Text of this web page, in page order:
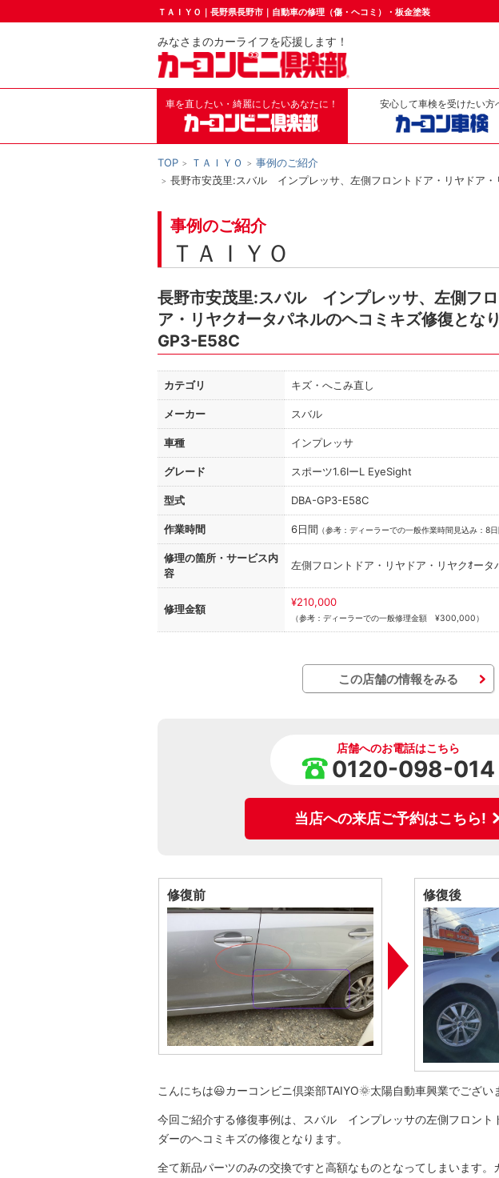
ＴＡＩＹＯ｜長野県長野市｜自動車の修理（傷・ヘコミ）・板金塗装
みなさまのカーライフを応援します！
車を直したい・綺麗にしたいあなたに！ 安心して車検を受けたい方
TOP ＴＡＩＹＯ
事例のご紹介
長野市安茂里:スバル インプレッサ、左側フロントドア・リヤドア
事例のご紹介
ＴＡＩＹＯ
長野市安茂里:スバル インプレッサ、左側フ
ア・リヤクｵータパネルのヘコミキズ修復とな
GP3-E58C
カテゴリ キズ・へこみ直し
メーカー スバル
車種 インプレッサ
グレード スポーツ1.6IーL EyeSight
型式 DBA-GP3-E58C
作業時間 6日間 （参考：ディーラーでの一般作業時間見込み：8日
修理の箇所・ サービス内
容
左側フロントドア・リヤドア・リヤクｵータ
修理金額
¥210,000
（参考：ディーラーでの一般修理金額 ¥300,000）
この店舗の情報をみる
店舗へのお電話はこちら
0120-098-014
当店への来店ご予約はこちら!
修復前 修復後
こんにちは😃カーコンビニ倶楽部TAIYO🌞太陽自動車興業でござい
今回ご紹介する修復事例は、スバル インプレッサの左側フロント
ダーのヘコミキズの修復となります。
全て新品パーツのみの交換ですと高額なものとなってしまいます。